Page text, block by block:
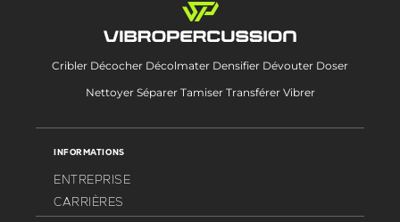
Cribler Décocher Décolmater Densifier Dévouter Doser
Nettoyer Séparer Tamiser Transférer Vibrer
INFORMATIONS
ENTREPRISE
CARRIÈRES